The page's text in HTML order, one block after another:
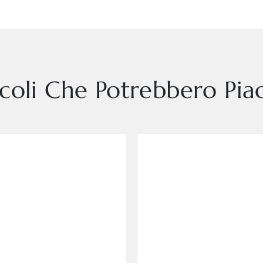
Che Potrebbero